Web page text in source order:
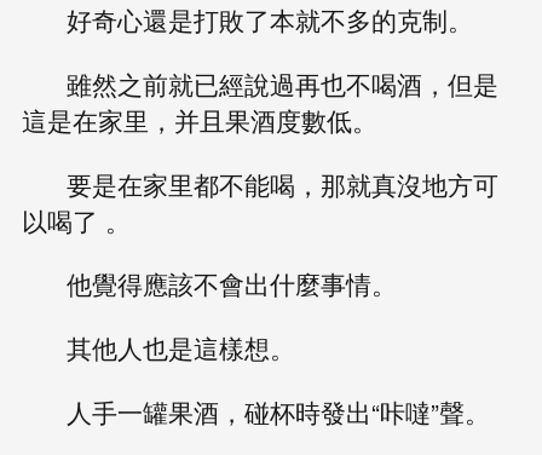
好奇心還是打敗了本就不多的克制。
雖然之前就已經說過再也不喝酒，但是
這是在家里，并且果酒度數低。
要是在家里都不能喝，那就真沒地方可
以喝了 。
他覺得應該不會出什麼事情。
其他人也是這樣想。
人手一罐果酒，碰杯時發出“咔噠”聲。